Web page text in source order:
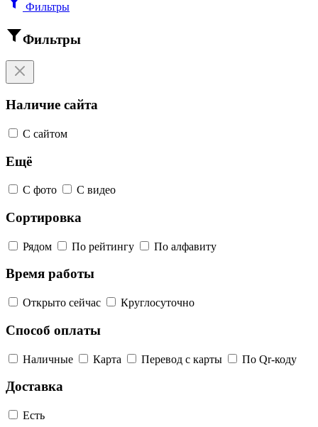
Фильтры
Фильтры
Наличие сайта
С сайтом
Ещё
С фото С видео
Сортировка
Рядом По рейтингу По алфавиту
Время работы
Открыто сейчас Круглосуточно
Способ оплаты
Наличные Карта Перевод с карты По Qr-коду
Доставка
Есть